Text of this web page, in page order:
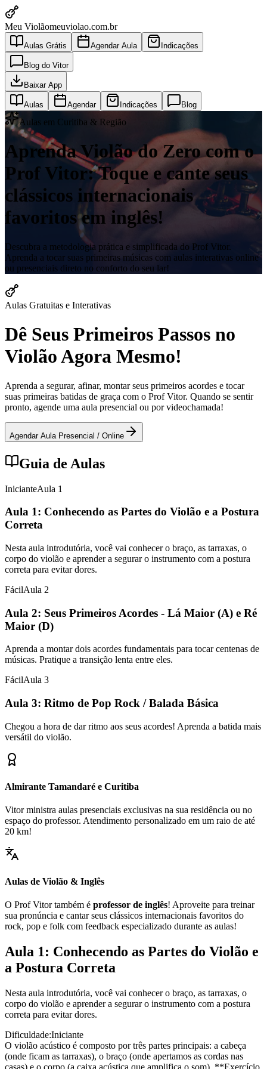
Meu Violãomeuviolao.com.br
Aulas Grátis Agendar Aula Indicações
Blog do Vitor
Baixar App
Aulas Agendar Indicações Blog
Aulas em Curitiba & Região
Aprenda Violão do Zero com o
Prof Vitor: Toque e cante seus
clássicos internacionais
favoritos em inglês!
Descubra a metodologia prática e simplificada do Prof Vitor.
Aprenda a tocar suas primeiras músicas com aulas interativas online
ou presenciais direto no conforto do seu lar!
Aulas Gratuitas e Interativas
Dê Seus Primeiros Passos no
Violão Agora Mesmo!
Aprenda a segurar, afinar, montar seus primeiros acordes e tocar
suas primeiras batidas de graça com o Prof Vitor. Quando se sentir
pronto, agende uma aula presencial ou por videochamada!
Agendar Aula Presencial / Online
Guia de Aulas
InicianteAula 1
Aula 1: Conhecendo as Partes do Violão e a Postura
Correta
Nesta aula introdutória, você vai conhecer o braço, as tarraxas, o
corpo do violão e aprender a segurar o instrumento com a postura
correta para evitar dores.
FácilAula 2
Aula 2: Seus Primeiros Acordes - Lá Maior (A) e Ré
Maior (D)
Aprenda a montar dois acordes fundamentais para tocar centenas de
músicas. Pratique a transição lenta entre eles.
FácilAula 3
Aula 3: Ritmo de Pop Rock / Balada Básica
Chegou a hora de dar ritmo aos seus acordes! Aprenda a batida mais
versátil do violão.
Almirante Tamandaré e Curitiba
Vitor ministra aulas presenciais exclusivas na sua residência ou no
espaço do professor. Atendimento personalizado em um raio de até
20 km!
Aulas de Violão & Inglês
O Prof Vitor também é professor de inglês! Aproveite para treinar
sua pronúncia e cantar seus clássicos internacionais favoritos do
rock, pop e folk com feedback especializado durante as aulas!
Aula 1: Conhecendo as Partes do Violão e
a Postura Correta
Nesta aula introdutória, você vai conhecer o braço, as tarraxas, o
corpo do violão e aprender a segurar o instrumento com a postura
correta para evitar dores.
Dificuldade:Iniciante
O violão acústico é composto por três partes principais: a cabeça
(onde ficam as tarraxas), o braço (onde apertamos as cordas nas
casas) e o corpo (a caixa acústica que amplifica o som). **Exercício